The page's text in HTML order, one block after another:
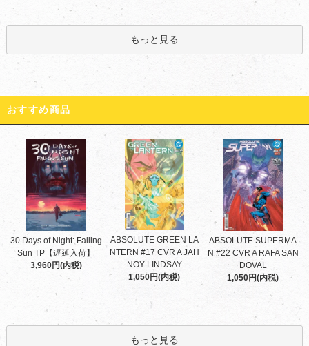
もっと見る
おすすめ商品
30 Days of Night: Falling
Sun TP【遅延入荷】
3,960円(内税)
ABSOLUTE GREEN LA
NTERN #17 CVR A JAH
NOY LINDSAY
1,050円(内税)
ABSOLUTE SUPERMA
N #22 CVR A RAFA SAN
DOVAL
1,050円(内税)
もっと見る